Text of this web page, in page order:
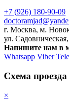
+7 (926) 180-90-09
г. Москва, м.
ул.
Напишите нам в
Whatsapp Viber
Схема проезда
×